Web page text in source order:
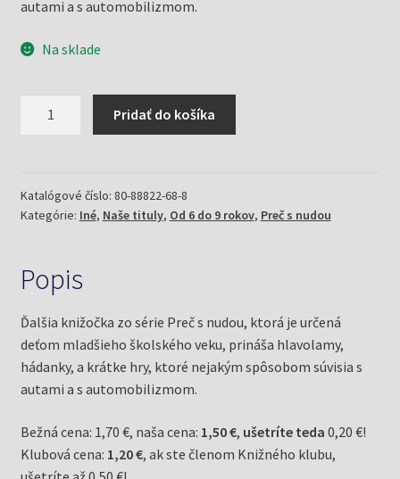
autami a s automobilizmom.
Na sklade
(Preč
s
Pridať do košíka
Katalógové číslo: 80-88822-68-8
Kategórie: Iné, Naše tituly, Od 6 do 9 rokov, Preč s nudou
Popis
Ďalšia knižočka zo série Preč s nudou, ktorá je určená
deťom mladšieho školského veku, prináša hlavolamy,
hádanky, a krátke hry, ktoré nejakým spôsobom súvisia s
autami a s automobilizmom.
Bežná cena: 1,70 €, naša cena: 1,50 €, ušetríte teda 0,20 €!
Klubová cena: 1,20 €, ak ste členom Knižného klubu,